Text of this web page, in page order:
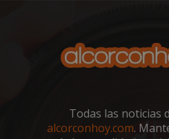
Todas las noticias
alcorconhoy.com.